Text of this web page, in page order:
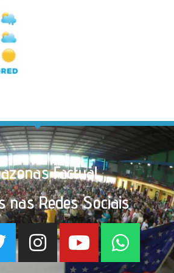
Factual
nas Redes Sociais